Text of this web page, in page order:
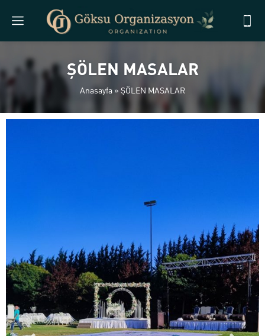
ŞÖLEN MASALAR
Anasayfa » ŞÖLEN MASALAR